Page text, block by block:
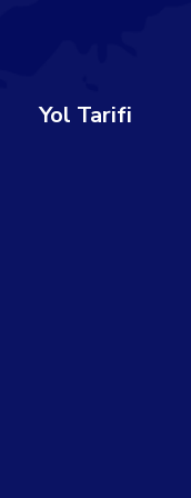
Yol Tarifi